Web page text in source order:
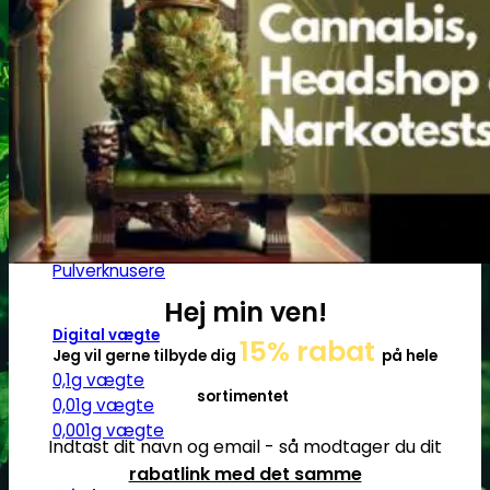
Sniff & Snus
Master blastere
Snuff Box
Snifferør
Sniffesæt
Pulverbeholdere
Pulverknusere
Digital vægte
0,1g vægte
0,01g vægte
0,001g vægte
Hej min ven!
Jeg vil gerne tilbyde dig 15% rabat på hele
sortimentet
Indtast dit navn og email - så modtager du dit
rabatlink med det samme